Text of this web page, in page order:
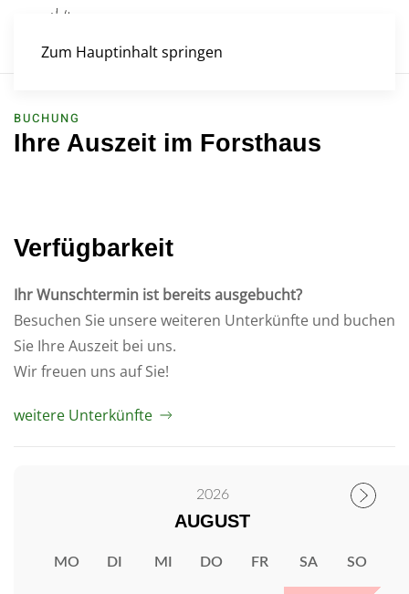
Zum Hauptinhalt springen
BUCHUNG
Ihre Auszeit im Forsthaus
Verfügbarkeit
Ihr Wunschtermin ist bereits ausgebucht?
Besuchen Sie unsere weiteren Unterkünfte und buchen
Sie Ihre Auszeit bei uns.
Wir freuen uns auf Sie!
weitere Unterkünfte
2026
AUGUST
MO DI MI DO FR SA SO